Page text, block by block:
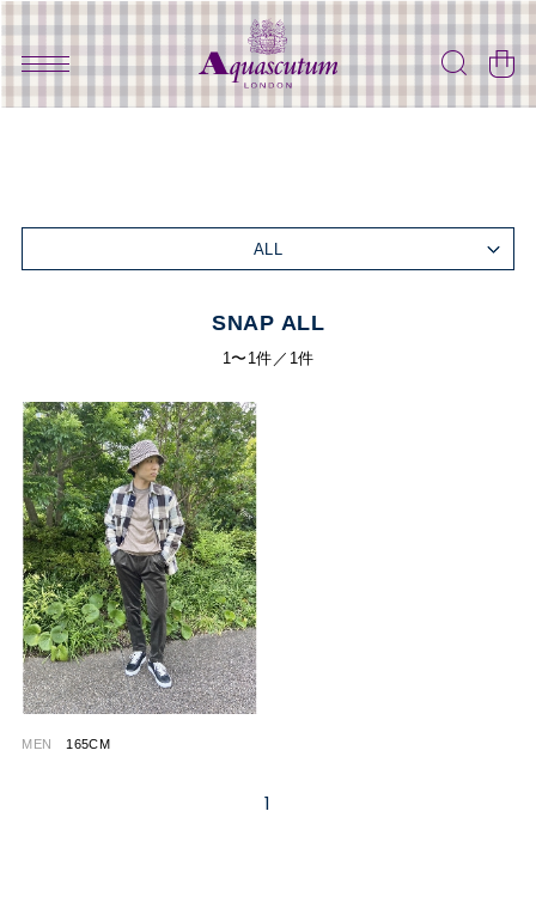
ALL
SNAP ALL
1〜1件／1件
MEN 165CM
1